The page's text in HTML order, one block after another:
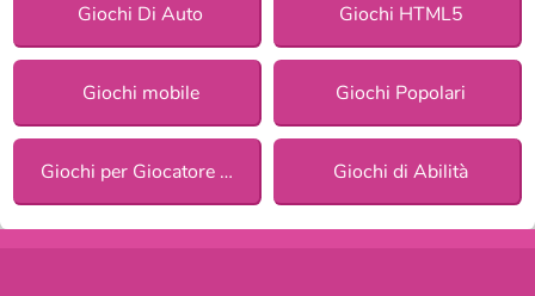
Giochi Di Auto Giochi HTML5
Giochi mobile Giochi Popolari
Giochi per Giocatore Singolo Giochi di Abilità